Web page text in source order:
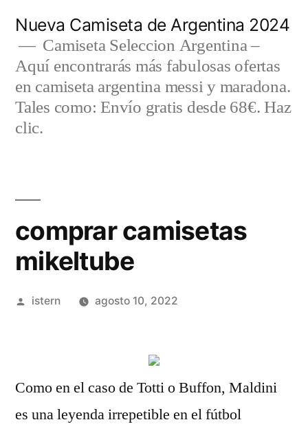
contenido
Nueva Camiseta de Argentina 2024
Camiseta Seleccion Argentina –
Aquí encontrarás más fabulosas ofertas
en camiseta argentina messi y maradona.
Tales como: Envío gratis desde 68€. Haz
clic.
comprar camisetas
mikeltube
Publicado
istern agosto 10, 2022
Como en el caso de Totti o Buffon, Maldini
es una leyenda irrepetible en el fútbol